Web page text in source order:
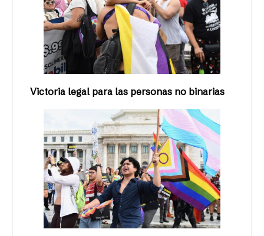
Victoria legal para las personas no binarias